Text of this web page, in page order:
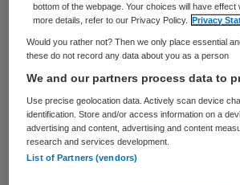
met een eigen identiteit en
VieCurien hetLaurentius
hebben vorig jaar onderzocht
intern draagvlak is om de
tussen beide ziekenhuizen te
De conclusie was dat er
bottom of the webpage. Your choices will have effect
more details, refer to our Privacy Policy.
Privacy
Would you rather not? Then we only place essential
these do not record any data about you as a person
We and our partners process data to
Use precise geolocation data. Actively scan device
identification. Store and/or access information on a
advertising and content, advertising and content
research and services development.
List of Partners (vendors)